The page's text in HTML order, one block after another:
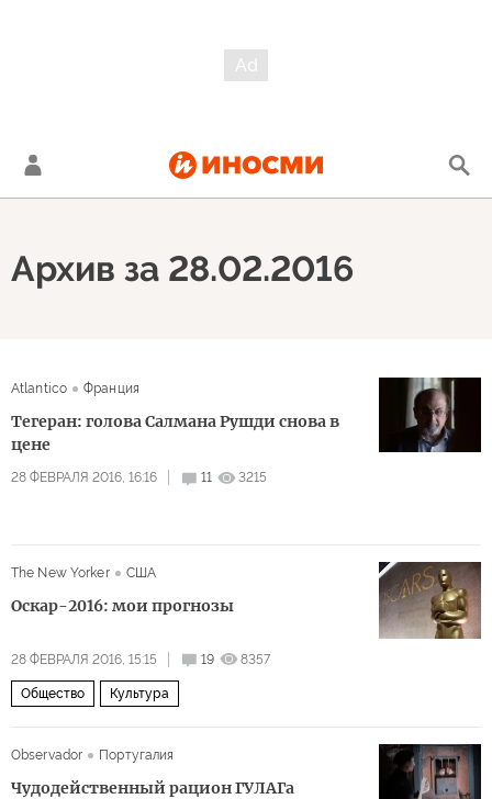
Архив за 28.02.2016
Atlantico Франция
Тегеран: голова Салмана Рушди снова в
цене
28 ФЕВРАЛЯ 2016, 16:16 11 3215
The New Yorker США
Оскар-2016: мои прогнозы
28 ФЕВРАЛЯ 2016, 15:15 19 8357
Общество Культура
Observador Португалия
Чудодейственный рацион ГУЛАГа